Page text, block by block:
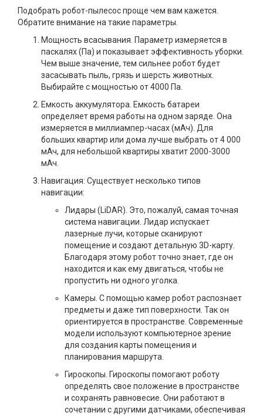
Подобрать робот-пылесос проще чем вам кажется.
Обратите внимание на такие параметры.
Мощность всасывания. Параметр измеряется в
паскалях (Па) и показывает эффективность уборки.
Чем выше значение, тем сильнее робот будет
засасывать пыль, грязь и шерсть животных.
Выбирайте с мощностью от 4000 Па.
Емкость аккумулятора. Емкость батареи
определяет время работы на одном заряде. Она
измеряется в миллиампер-часах (мАч). Для
больших квартир или дома лучше выбрать от 4 000
мАч, для небольшой квартиры хватит 2000-3000
мАч.
Навигация: Существует несколько типов
навигации:
Лидары (LiDAR). Это, пожалуй, самая точная
система навигации. Лидар испускает
лазерные лучи, которые сканируют
помещение и создают детальную 3D-карту.
Благодаря этому робот точно знает, где он
находится и как ему двигаться, чтобы не
пропустить ни одного уголка.
Камеры. С помощью камер робот распознает
предметы и даже тип поверхности. Так он
ориентируется в пространстве. Современные
модели используют компьютерное зрение
для создания карты помещения и
планирования маршрута.
Гироскопы. Гироскопы помогают роботу
определять свое положение в пространстве
и сохранять равновесие. Они работают в
сочетании с другими датчиками, обеспечивая